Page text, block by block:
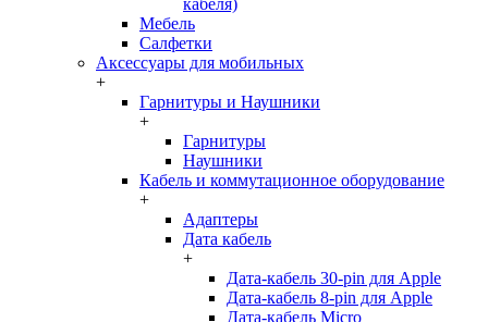
кабеля)
Мебель
Салфетки
Аксессуары для мобильных
+
Гарнитуры и Наушники
+
Гарнитуры
Наушники
Кабель и коммутационное оборудование
+
Адаптеры
Дата кабель
+
Дата-кабель 30-pin для Apple
Дата-кабель 8-pin для Apple
Дата-кабель Micro